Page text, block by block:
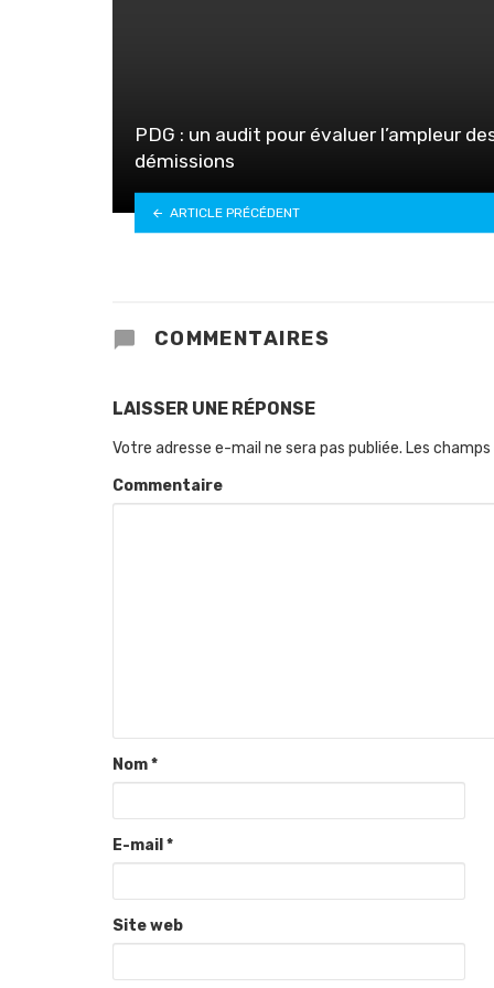
PDG : un audit pour évaluer l’ampleur
démissions
ARTICLE PRÉCÉDENT
COMMENTAIRES
LAISSER UNE RÉPONSE
Votre adresse e-mail ne sera pas publiée. Les
Commentaire
Nom*
E-mail *
Site web